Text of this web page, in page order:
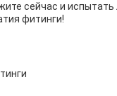
сейчас и испытать
фитинги!